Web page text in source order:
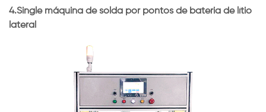
4.Single máquina de solda por pontos de bateria de lítio
lateral